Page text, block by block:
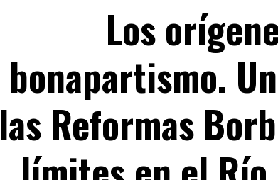
Los
bonapartismo.
las Reformas